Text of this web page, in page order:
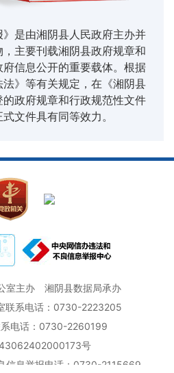
》是由湘阴县人民政府主办并
主要刊载湘阴县政府规章和
信息公开的重要载体。根据
法》等有关规定，在《湘阴县
政府规章和行政规范性文件
文件具有同等效力。
室主办
湘阴县数据局承办
联系电话：0730-2223205
电话：0730-2260199
号
信息举报电话：0730-2115669